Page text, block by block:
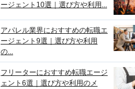
ージェント10選｜選び方や利用...
アパレル業界におすすめの転職エ
ージェント9選｜選び方や利用
の...
フリーターにおすすめ転職エージ
ェント6選｜選び方や利用のメ